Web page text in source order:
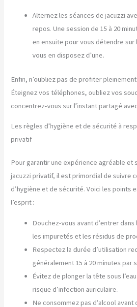
Alternez les séances de jacuzzi
repos. Une session de 15 à 20
en ensuite pour vous détendre sur
vous en disposez d’une.
Enfin, n’oubliez pas de profiter
Éteignez vos téléphones, oubliez vos
concentrez-vous sur l’instant partagé
Les règles d’hygiène et de sécurité à
privatif
Pour garantir une expérience agréable et
jacuzzi privatif, il est primordial de suivre
d’hygiène et de sécurité. Voici les points
l’esprit :
Douchez-vous avant d’entrer
les impuretés et les résidus de
Respectez la durée d’utilisation
généralement 15 à 20 minutes par
Évitez de plonger la tête sous
risque d’infection auriculaire.
Ne consommez pas d’alcool avant